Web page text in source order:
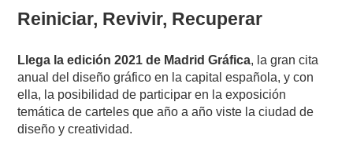
Reiniciar, Revivir, Recuperar
Llega la edición 2021 de Madrid Gráfica, la gran cita
anual del diseño gráfico en la capital española, y con
ella, la posibilidad de participar en la exposición
temática de carteles que año a año viste la ciudad de
diseño y creatividad.